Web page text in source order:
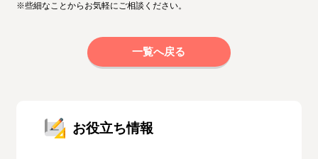
※些細なことからお気軽にご相談ください。
一覧へ戻る
お役立ち情報